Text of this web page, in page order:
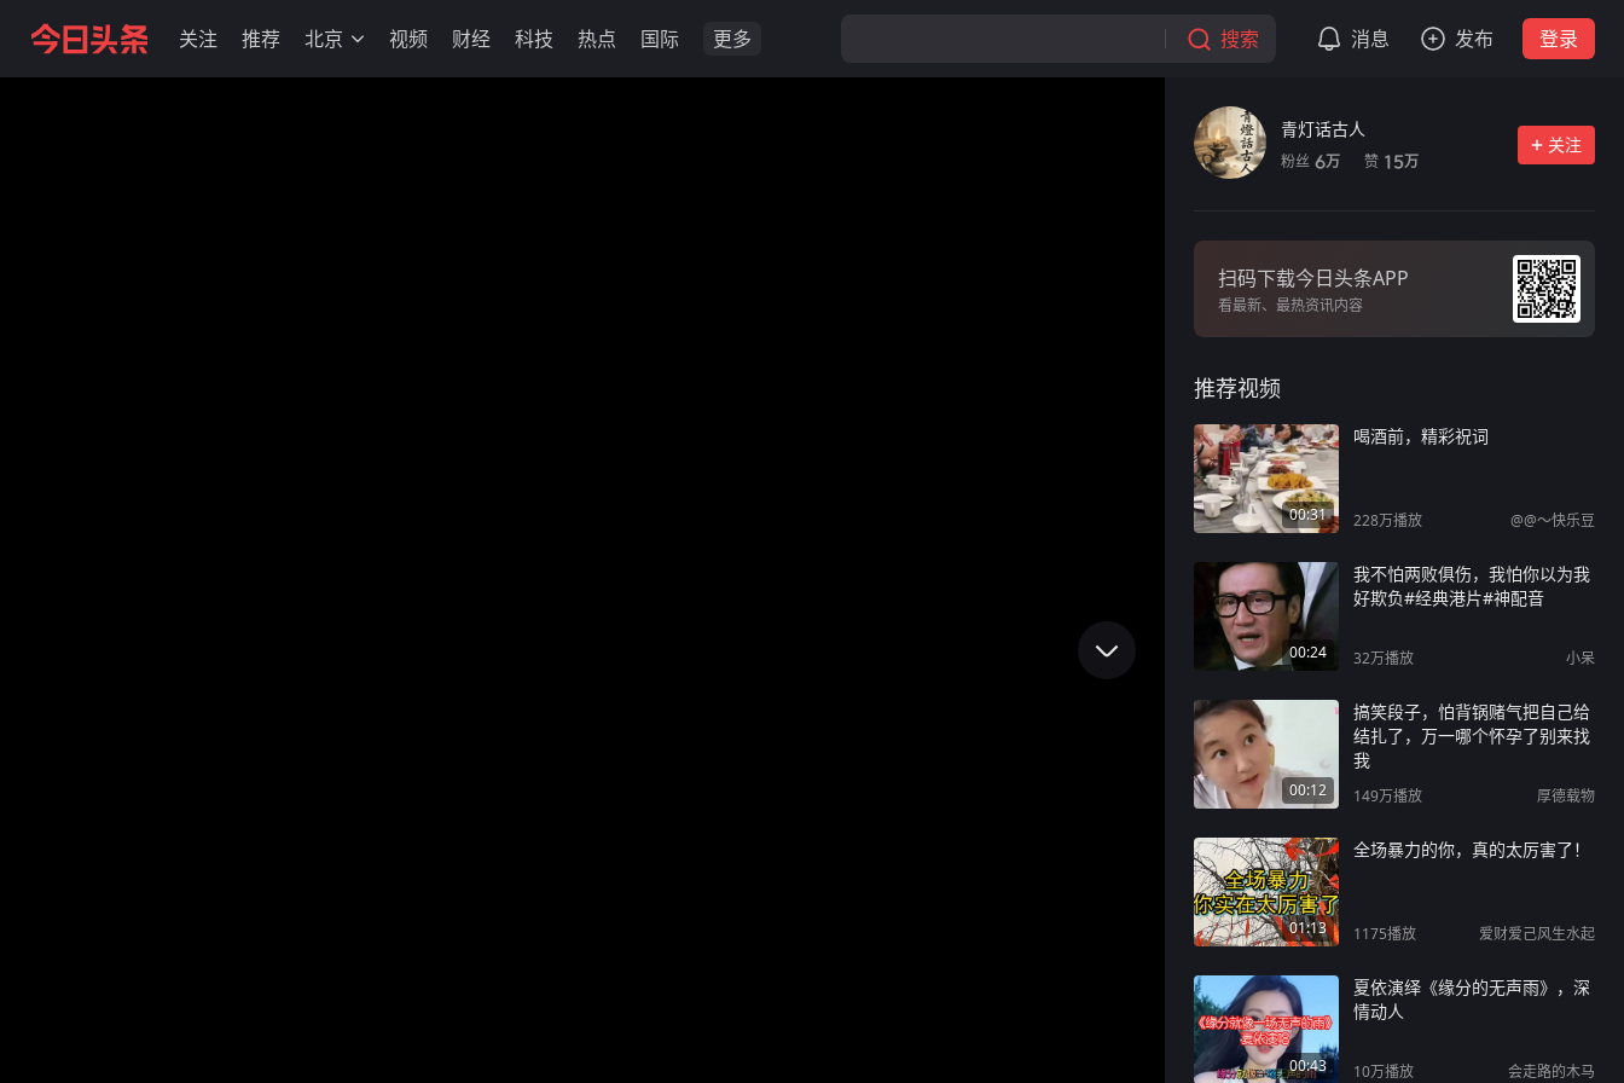
关注 推荐 北京 视频 财经 科技 热点 国际 更多 搜索 消息 发布 登录
青灯话古人
粉丝 6万 赞 15万
关注
扫码下载今日头条APP
看最新、最热资讯内容
推荐视频
00:31
喝酒前，精彩祝词
228万播放 @@～快乐豆
00:24
我不怕两败俱伤，我怕你以为我
好欺负#经典港片#神配音
32万播放 小呆
00:12
搞笑段子，怕背锅赌气把自己给
结扎了，万一哪个怀孕了别来找
我
149万播放 厚德载物
01:13
全场暴力的你，真的太厉害了！
1175播放 爱财爱己风生水起
00:43
夏依演绎《缘分的无声雨》，深
情动人
10万播放 会走路的木马